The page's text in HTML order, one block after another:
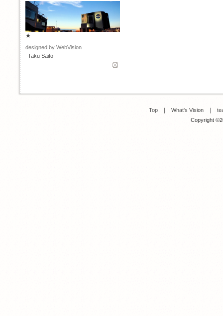
★
designed by WebVision
Taku Saito
Top ｜ What's Vision ｜
Copyright